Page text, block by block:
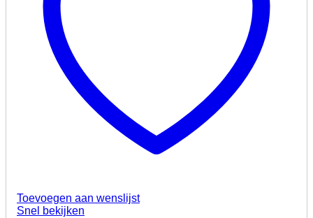
Toevoegen aan wenslijst
Snel bekijken